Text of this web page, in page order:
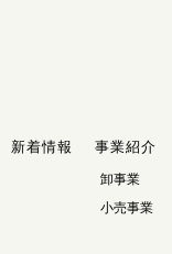
新着情報 事業紹介
卸事業
小売事業